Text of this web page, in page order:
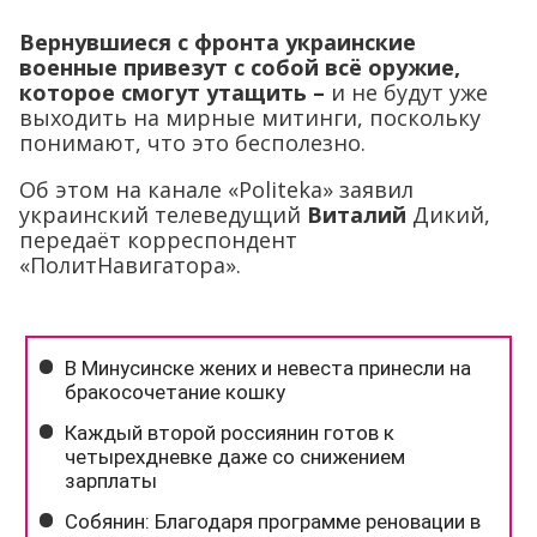
Вернувшиеся с фронта украинские
военные привезут с собой всё оружие,
которое смогут утащить – и не будут уже
выходить на мирные митинги, поскольку
понимают, что это бесполезно.
Об этом на канале «Politeka» заявил
украинский телеведущий Виталий Дикий,
передаёт корреспондент
«ПолитНавигатора».